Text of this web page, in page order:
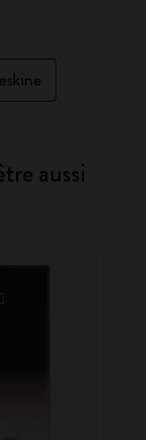
aussi